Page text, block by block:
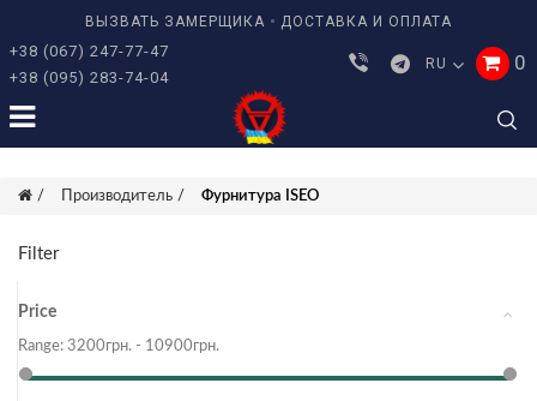
ВЫЗВАТЬ ЗАМЕРЩИКА ДОСТАВКА И ОПЛАТА
+38 (067) 247-77-47
+38 (095) 283-74-04
RU 0
Производитель Фурнитура ISEO
Filter
Price
Range: 3200грн. - 10900грн.